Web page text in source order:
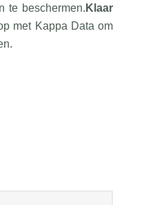
te beschermen. Klaar
met Kappa Data om